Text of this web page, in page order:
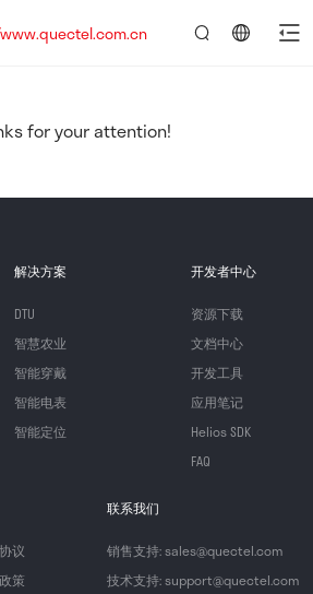
for your attention!
解决方案
DTU
智慧农业
智能穿戴
智能电表
智能定位
开发者中心
资源下载
文档中心
开发工具
应用笔记
Helios SDK
FAQ
议
策
联系我们
销售支持: sales@quectel.com
技术支持: support@quectel.com